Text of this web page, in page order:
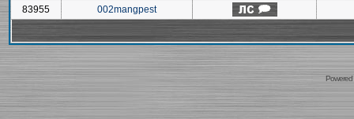
83955
002mangpest